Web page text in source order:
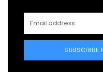
SUBSCRIBE